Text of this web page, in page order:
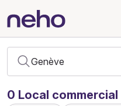
0 Local commercial